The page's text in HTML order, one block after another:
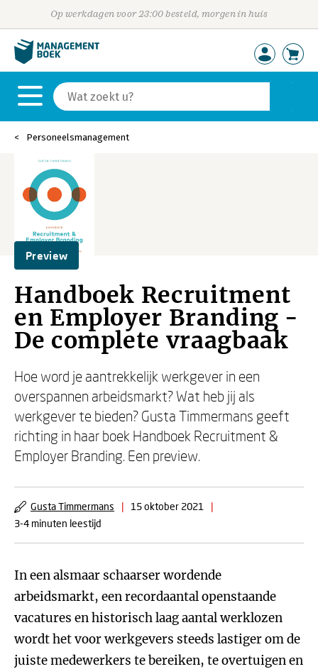
Op werkdagen voor 23:00 besteld, morgen in huis
Personeelsmanagement
Preview
Handboek Recruitment
en Employer Branding -
De complete vraagbaak
Hoe word je aantrekkelijk werkgever in een
overspannen arbeidsmarkt? Wat heb jij als
werkgever te bieden? Gusta Timmermans geeft
richting in haar boek Handboek Recruitment &
Employer Branding. Een preview.
Gusta Timmermans | 15 oktober 2021
|
3-4 minuten leestijd
In een alsmaar schaarser wordende
arbeidsmarkt, een recordaantal openstaande
vacatures en historisch laag aantal werklozen
wordt het voor werkgevers steeds lastiger om de
juiste medewerkers te bereiken, te overtuigen en